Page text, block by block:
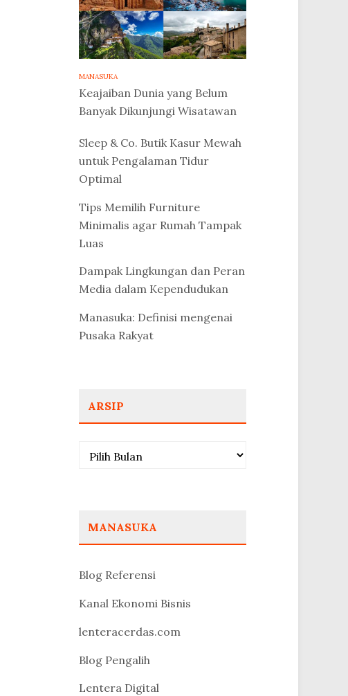
MANASUKA
Keajaiban Dunia yang Belum
Banyak Dikunjungi Wisatawan
Sleep & Co. Butik Kasur Mewah
untuk Pengalaman Tidur
Optimal
Tips Memilih Furniture
Minimalis agar Rumah Tampak
Luas
Dampak Lingkungan dan Peran
Media dalam Kependudukan
Manasuka: Definisi mengenai
Pusaka Rakyat
ARSIP
Arsip
MANASUKA
Blog Referensi
Kanal Ekonomi Bisnis
lenteracerdas.com
Blog Pengalih
Lentera Digital